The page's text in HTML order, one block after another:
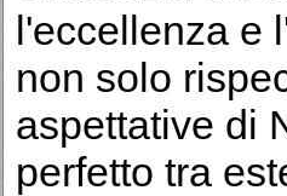
l'eccellenza e
non solo
aspettative di
perfetto tra